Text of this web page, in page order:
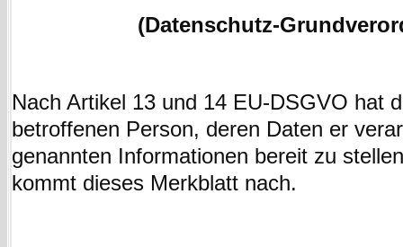
(Datenschutz-
Nach Artikel 13 und 14 EU-DSGVO hat
betroffenen Person, deren Daten er
genannten Informationen bereit zu
kommt dieses Merkblatt nach.